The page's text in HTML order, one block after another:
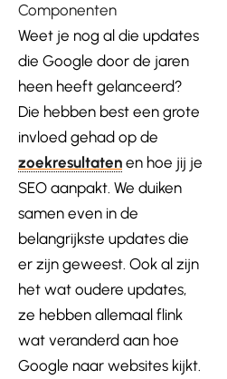
Componenten
Weet je nog al die updates
die Google door de jaren
heen heeft gelanceerd?
Die hebben best een grote
invloed gehad op de
zoekresultaten en hoe jij je
SEO aanpakt. We duiken
samen even in de
belangrijkste updates die
er zijn geweest. Ook al zijn
het wat oudere updates,
ze hebben allemaal flink
wat veranderd aan hoe
Google naar websites kijkt.